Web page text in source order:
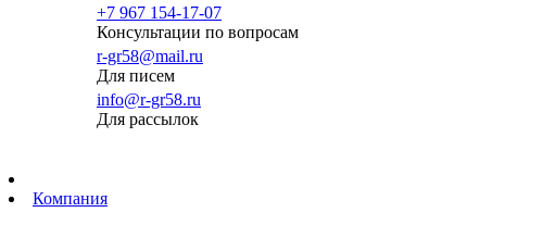
+7 967 154-17-07
Консультации по вопросам
r-gr58@mail.ru
Для писем
info@r-gr58.ru
Для рассылок
Компания